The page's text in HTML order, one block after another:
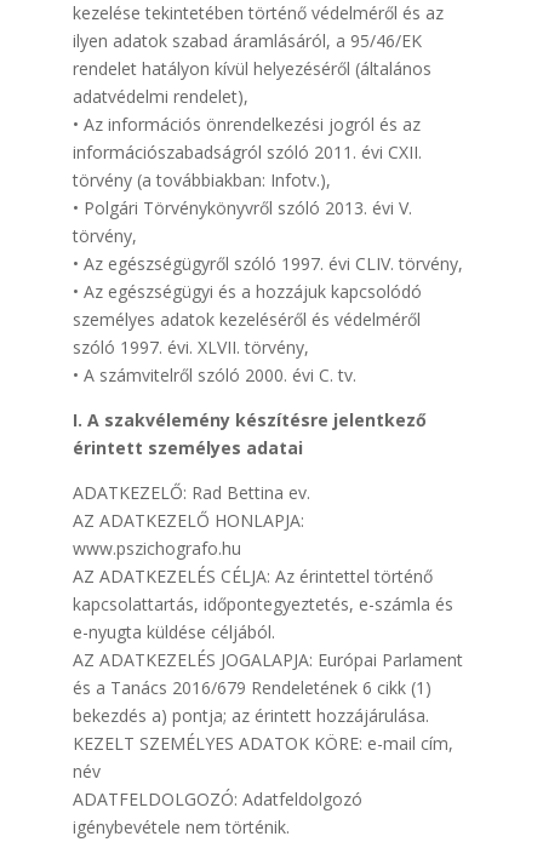
kezelése tekintetében történő védelméről és az
ilyen adatok szabad áramlásáról, a 95/46/EK
rendelet hatályon kívül helyezéséről (általános
adatvédelmi rendelet),
• Az információs önrendelkezési jogról és az
információszabadságról szóló 2011. évi CXII.
törvény (a továbbiakban: Infotv.),
• Polgári Törvénykönyvről szóló 2013. évi V.
törvény,
• Az egészségügyről szóló 1997. évi CLIV. törvény,
• Az egészségügyi és a hozzájuk kapcsolódó
személyes adatok kezeléséről és védelméről
szóló 1997. évi. XLVII. törvény,
• A számvitelről szóló 2000. évi C. tv.
I. A szakvélemény készítésre jelentkező
érintett személyes adatai
ADATKEZELŐ: Rad Bettina ev.
AZ ADATKEZELŐ HONLAPJA:
www.pszichografo.hu
AZ ADATKEZELÉS CÉLJA: Az érintettel történő
kapcsolattartás, időpontegyeztetés, e-számla és
e-nyugta küldése céljából.
AZ ADATKEZELÉS JOGALAPJA: Európai Parlament
és a Tanács 2016/679 Rendeletének 6 cikk (1)
bekezdés a) pontja; az érintett hozzájárulása.
KEZELT SZEMÉLYES ADATOK KÖRE: e-mail cím,
név
ADATFELDOLGOZÓ: Adatfeldolgozó
igénybevétele nem történik.